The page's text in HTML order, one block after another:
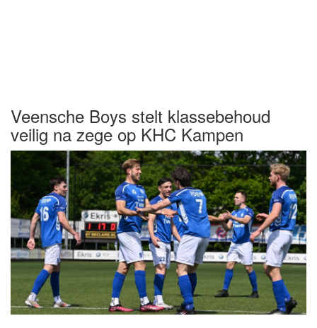
Veensche Boys stelt klassebehoud
veilig na zege op KHC Kampen